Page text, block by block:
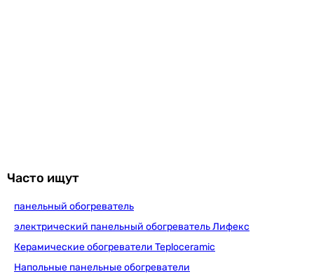
Часто ищут
панельный обогреватель
электрический панельный обогреватель Лифекс
Керамические обогреватели Teploceramic
Напольные панельные обогреватели